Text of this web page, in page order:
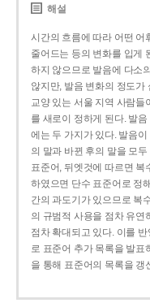
해설
시간의 흐름에 따라 어떤 어
줄어드는 등의 변화를 입게
하지 않으므로 발음에 다소
않지만, 발음 변화의 정도가
교양 있는 서울 지역 사람들
를 새로이 정하게 된다. 발
에는 두 가지가 있다. 발음
의 말과 바뀐 후의 말을 모
표준어, 뒤엣것에 따르면 복
하였으면 단수 표준어로 정
간의 과도기가 있으므로 복
의 규범적 사용을 점차 유연
점차 확대되고 있다. 이를
로 표준어 추가 목록을 발표
을 통해 표준어의 목록을 갱